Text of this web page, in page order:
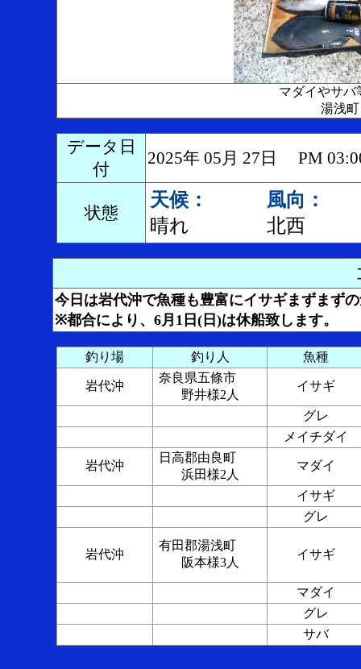
マダイやサ
湯浅
データ日
付
2025年 05月 27日 PM
状態
天候：
晴れ
風向：
北西
今日は岩代沖で魚種も豊富にイサギまずまず
※都合により、6月1日(日)は休船致します。
釣り場 釣り人 魚種
岩代沖
奈良県五條市
野井様2人
イサギ
グレ
メイチダイ
岩代沖
日高郡由良町
浜田様2人
マダイ
イサギ
グレ
岩代沖
有田郡湯浅町
阪本様3人
イサギ
マダイ
グレ
サバ